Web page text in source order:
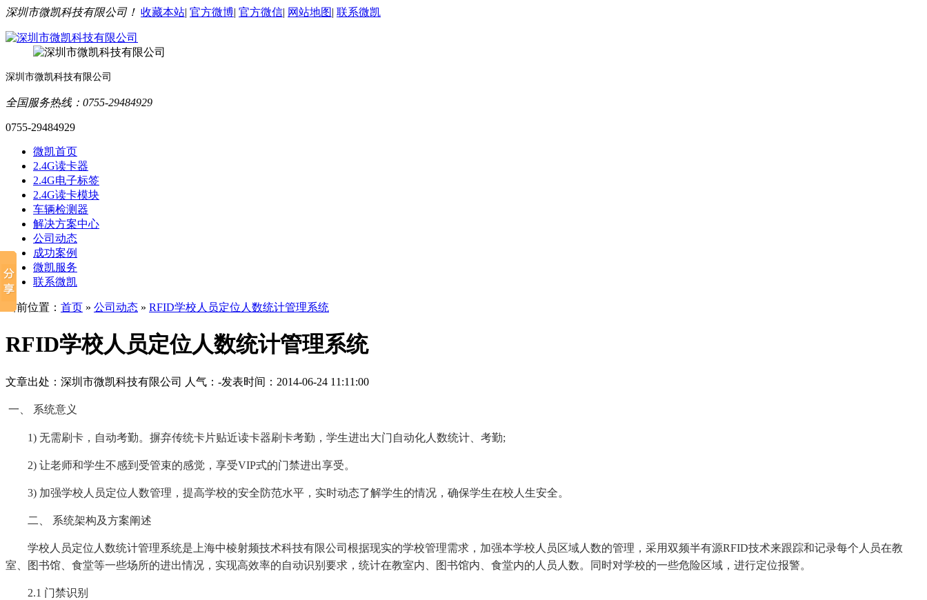
深圳市微凯科技有限公司！ 收藏本站| 官方微博| 官方微信| 网站地图| 联系微凯
深圳市微凯科技有限公司
全国服务热线：0755-29484929
0755-29484929
微凯首页
2.4G读卡器
2.4G电子标签
2.4G读卡模块
车辆检测器
解决方案中心
公司动态
成功案例
微凯服务
联系微凯
当前位置： 首页 » 公司动态 » RFID学校人员定位人数统计管理系统
RFID学校人员定位人数统计管理系统
文章出处：深圳市微凯科技有限公司 人气： -发表时间：2014-06-24 11:11:00
一、 系统意义
1) 无需刷卡，自动考勤。摒弃传统卡片贴近读卡器刷卡考勤，学生进出大门自动化人数统计、考勤;
2) 让老师和学生不感到受管束的感觉，享受VIP式的门禁进出享受。
3) 加强学校人员定位人数管理，提高学校的安全防范水平，实时动态了解学生的情况，确保学生在校人生安全。
二、 系统架构及方案阐述
学校人员定位人数统计管理系统是上海中棱射频技术科技有限公司根据现实的学校管理需求，加强本学校人员区域人数的管理，采用双频半有源RFID技术来跟踪和记录每个人员在教
室、图书馆、食堂等一些场所的进出情况，实现高效率的自动识别要求，统计在教室内、图书馆内、食堂内的人员人数。同时对学校的一些危险区域，进行定位报警。
2.1 门禁识别